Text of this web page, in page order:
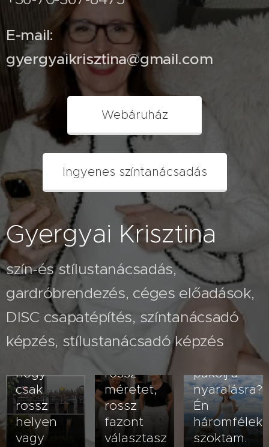
E-mail:
gyergyaikrisztina@gmail.com
Webáruház
Ingyenes színtanácsadás
Gyergyai Krisztina
szín-és stílustanácsadás,
gardróbrendezés, céges előadások,
DISC csapatépítés, színtanácsadó
képzés, stílustanácsadó képzés
2026.08.03
Nem
veled van
hogy
csak
rossz
helyen
vagy
2026.07.26
A fehér
nadrág
kövérít –
rossz
méretet,
rossz
fazont
választasz
2026.07.23
Hogyan
pakolj a
nyaralásra?
Én
szoktam.